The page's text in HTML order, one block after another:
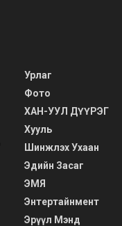
Урлаг
Фото
ХАН-УУЛ ДҮҮРЭГ
Хууль
Шинжлэх Ухаан
Эдийн Засаг
ЭМЯ
Энтертайнмент
Эрүүл Мэнд